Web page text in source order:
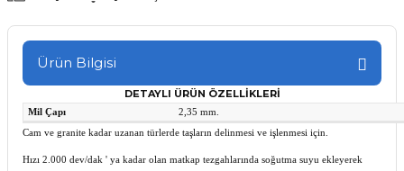
Ürün Bilgisi
DETAYLI ÜRÜN ÖZELLİKLERİ
Mil Çapı
2,35 mm.
Cam ve granite kadar uzanan türlerde taşların delinmesi ve işlenmesi için.
Hızı 2.000 dev/dak ' ya kadar olan matkap tezgahlarında soğutma suyu ekleyerek